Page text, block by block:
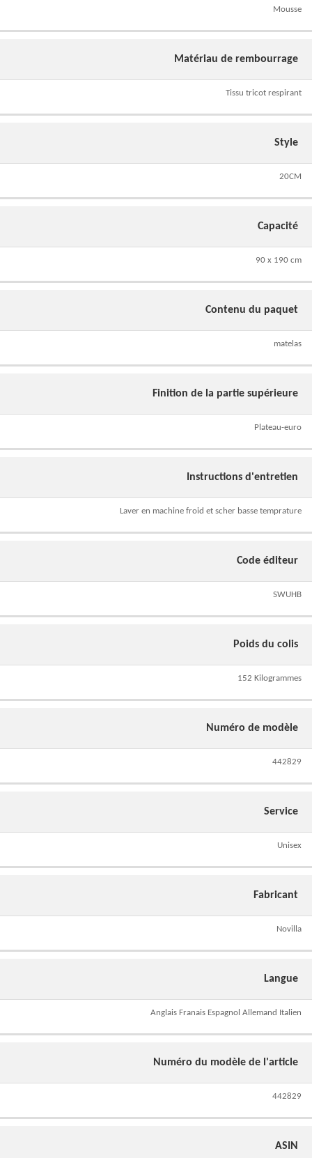
Mousse
Matériau de rembourrage
Tissu tricot respirant
Style
20CM
Capacité
90 x 190 cm
Contenu du paquet
matelas
Finition de la partie supérieure
Plateau-euro
Instructions d'entretien
Laver en machine froid et scher basse temprature
Code éditeur
SWUHB
Poids du colis
152 Kilogrammes
Numéro de modèle
442829
Service
Unisex
Fabricant
Novilla
Langue
Anglais Franais Espagnol Allemand Italien
Numéro du modèle de l'article
442829
ASIN